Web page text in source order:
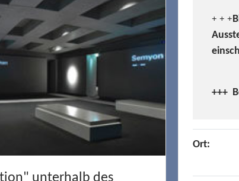
unterhalb des
+ + +
+++
Ort: